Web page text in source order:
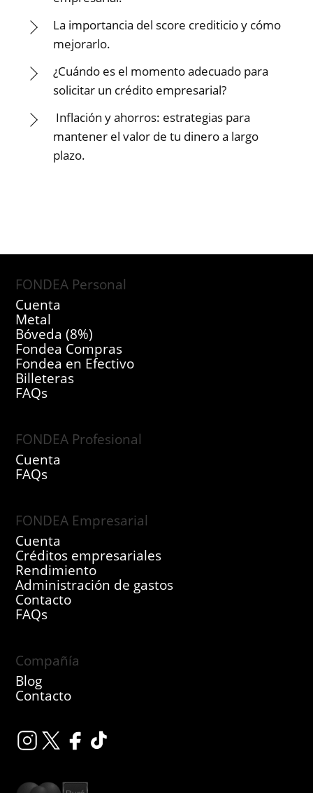
La importancia del score crediticio y cómo
mejorarlo.
¿Cuándo es el momento adecuado para
solicitar un crédito empresarial?
Inflación y ahorros: estrategias para
mantener el valor de tu dinero a largo
plazo.
FONDEA Personal
Cuenta
Metal
Bóveda (8%)
Fondea Compras
Fondea en Efectivo
Billeteras
FAQs
FONDEA Profesional
Cuenta
FAQs
FONDEA Empresarial
Cuenta
Créditos empresariales
Rendimiento
Administración de gastos
Contacto
FAQs
Compañía
Blog
Contacto